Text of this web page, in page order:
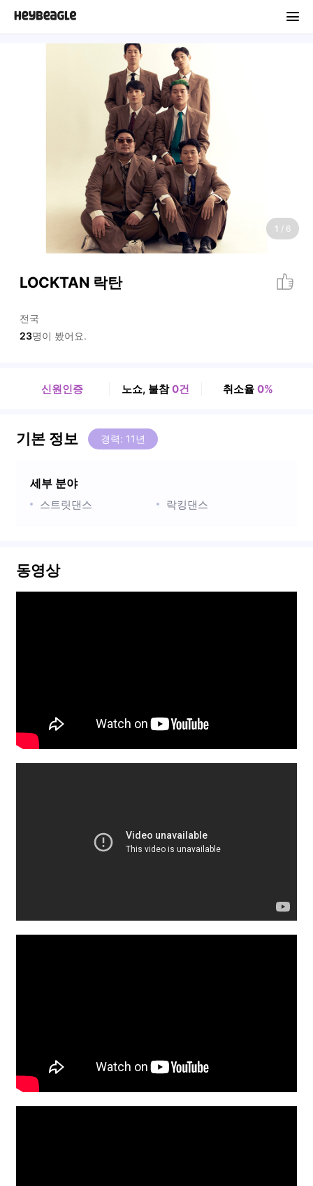
1 / 6
LOCKTAN 락탄
전국
23명이 봤어요.
신원인증 노쇼, 불참0건 취소율0%
기본 정보 경력: 11년
세부 분야
스트릿댄스 락킹댄스
동영상